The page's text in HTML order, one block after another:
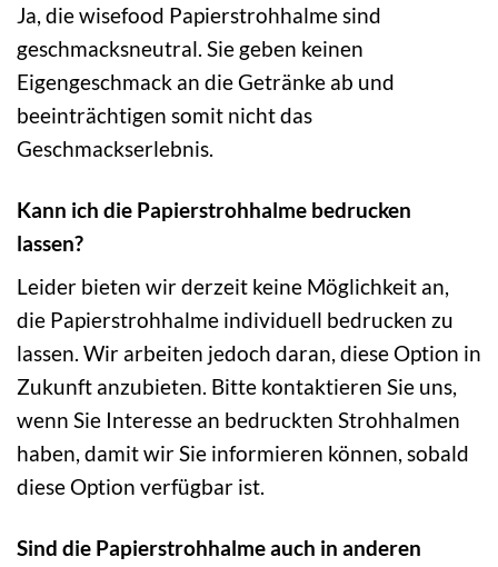
Ja, die wisefood Papierstrohhalme sind
geschmacksneutral. Sie geben keinen
Eigengeschmack an die Getränke ab und
beeinträchtigen somit nicht das
Geschmackserlebnis.
Kann ich die Papierstrohhalme bedrucken
lassen?
Leider bieten wir derzeit keine Möglichkeit an,
die Papierstrohhalme individuell bedrucken zu
lassen. Wir arbeiten jedoch daran, diese Option in
Zukunft anzubieten. Bitte kontaktieren Sie uns,
wenn Sie Interesse an bedruckten Strohhalmen
haben, damit wir Sie informieren können, sobald
diese Option verfügbar ist.
Sind die Papierstrohhalme auch in anderen